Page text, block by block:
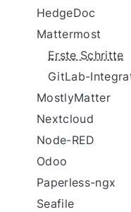
HedgeDoc
Mattermost
Erste Schritte
GitLab-
MostlyMatter
Nextcloud
Node-RED
Odoo
Paperless-ngx
Seafile